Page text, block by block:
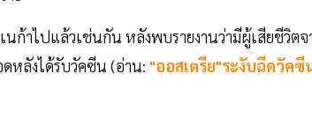
ก้าไปแล้วเช่นกัน หลังพบรายงานว่ามีผู้เสียชีวิตจ
หลังได้รับวัคซีน (อ่าน: "ออสเตรีย"ระงับฉีดวัคซี